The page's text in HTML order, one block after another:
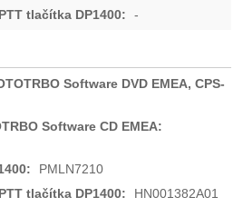
-
PMLN7210
HN001382A01